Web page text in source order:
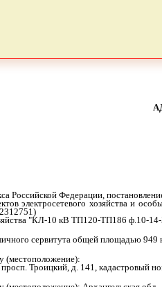
Российской Федерации,
электросетевого хозяйства и
"КЛ-10 кВ ТП120-ТП186 ф.10-
сервитута общей площадью 949
(местоположение):
просп. Троицкий, д. 141, кадастровый